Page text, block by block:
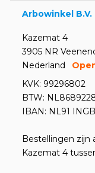
Arbowinkel B.V.
Kazemat 4
3905 NR
Nederland
KVK: 99296802
BTW:
IBAN: NL91
Bestellingen zijn
Kazemat 4